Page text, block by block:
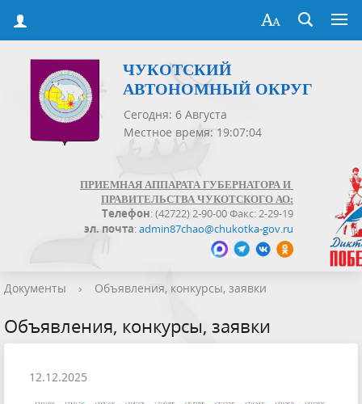
ЧУКОТСКИЙ
АВТОНОМНЫЙ ОКРУГ
Сегодня: 6 Августа
Местное время: 19:07:05
ПРИЕМНАЯ АППАРАТА ГУБЕРНАТОРА И
ПРАВИТЕЛЬСТВА ЧУКОТСКОГО АО:
Телефон: (42722) 2-90-00 Факс: 2-29-19
эл. почта:admin87chao@chukotka-gov.ru
Документы › Объявления, конкурсы, заявки
Объявления, конкурсы, заявки
12.12.2025